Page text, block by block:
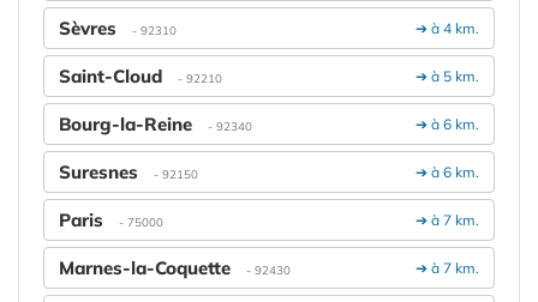
➔ à 4 km.
Sèvres - 92310
➔ à 5 km.
Saint-Cloud - 92210
➔ à 6 km.
Bourg-la-Reine - 92340
➔ à 6 km.
Suresnes - 92150
➔ à 7 km.
Paris - 75000
➔ à 7 km.
Marnes-la-Coquette - 92430